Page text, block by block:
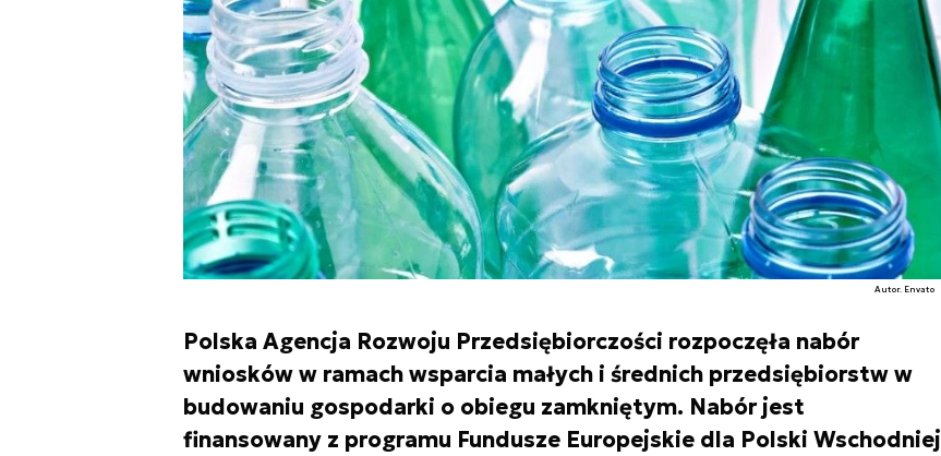
Autor. Envato
Polska Agencja Rozwoju Przedsiębiorczości rozpoczęła nabór
wniosków w ramach wsparcia małych i średnich przedsiębiorstw w
budowaniu gospodarki o obiegu zamkniętym. Nabór jest
finansowany z programu Fundusze Europejskie dla Polski Wschodniej